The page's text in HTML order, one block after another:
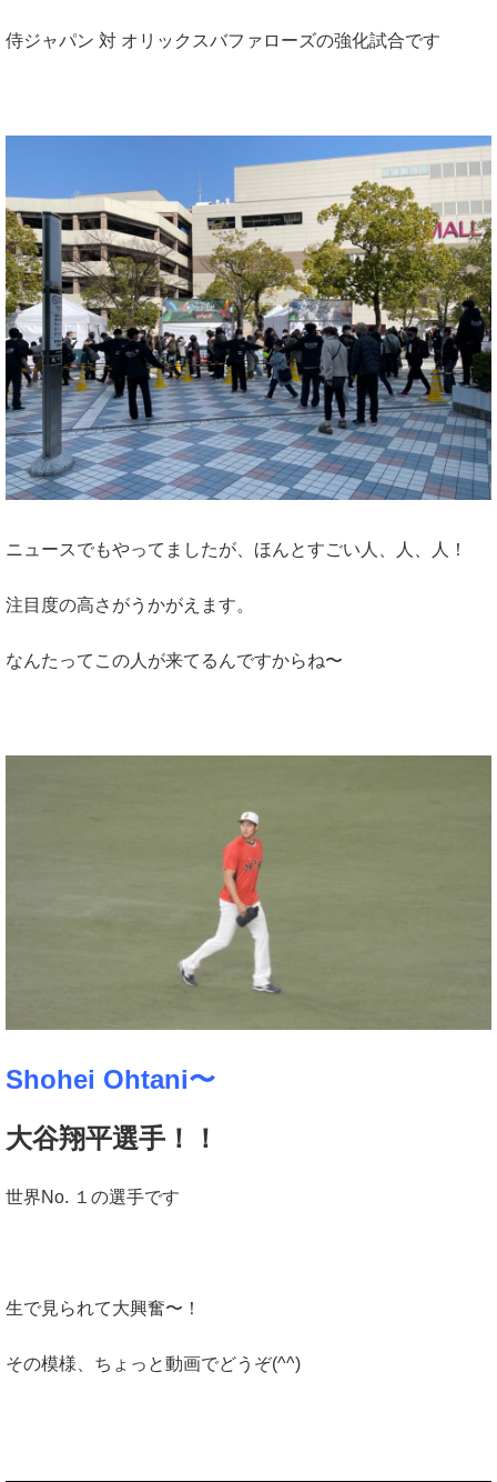
侍ジャパン 対 オリックスバファローズの強化試合です
ニュースでもやってましたが、ほんとすごい人、人、人！
注目度の高さがうかがえます。
なんたってこの人が来てるんですからね〜
Shohei Ohtani〜
大谷翔平選手！！
世界No. １の選手です
生で見られて大興奮〜！
その模様、ちょっと動画でどうぞ(^^)